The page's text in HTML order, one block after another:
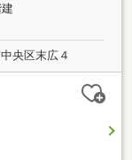
央区末広４